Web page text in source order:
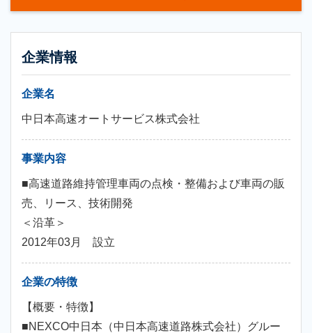
企業情報
企業名
中日本高速オートサービス株式会社
事業内容
■高速道路維持管理車両の点検・整備および車両の販
売、リース、技術開発
＜沿革＞
2012年03月 設立
企業の特徴
【概要・特徴】
■NEXCO中日本（中日本高速道路株式会社）グルー